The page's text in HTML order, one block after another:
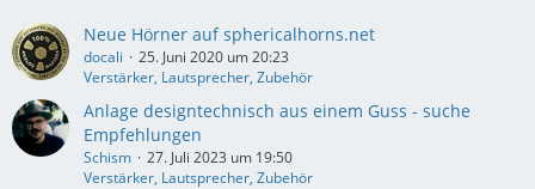
Neue Hörner auf sphericalhorns.net
docali
25. Juni 2020 um 20:23
Verstärker, Lautsprecher, Zubehör
Anlage designtechnisch aus einem Guss - suche
Empfehlungen
Schism
27. Juli 2023 um 19:50
Verstärker, Lautsprecher, Zubehör